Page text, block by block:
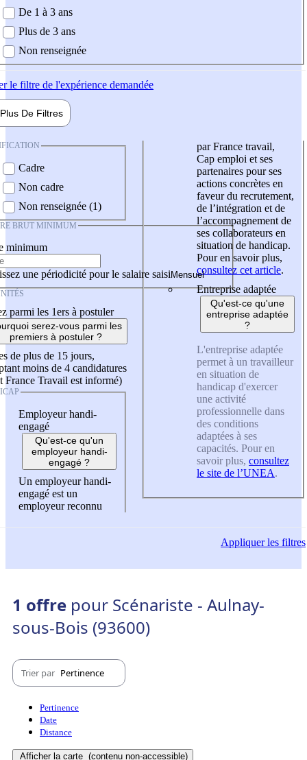
De 1 à 3 ans
Plus de 3 ans
Non renseignée
le filtre de l'expérience demandée
Plus De Filtres
Cadre
Non cadre
Non renseignée (1)
BRUT MINIMUM
minimum
une périodicité pour le salaire saisi
parmi les 1ers à postuler
serez-vous parmi les
premiers à postuler ?
de plus de 15 jours,
moins de 4 candidatures
France Travail est informé)
Employeur handi-
engagé
Qu'est-ce qu'un
employeur handi-
engagé ?
Un employeur handi-
engagé est un
employeur reconnu
par France travail,
Cap emploi et ses
partenaires pour ses
actions concrètes en
faveur du recrutement,
de l’intégration et de
l’accompagnement de
ses collaborateurs en
situation de handicap.
Pour en savoir plus,
consultez cet article.
Entreprise adaptée
Qu'est-ce qu'une
entreprise adaptée
?
L'entreprise adaptée
permet à un travailleur
en situation de
handicap d'exercer
une activité
professionnelle dans
des conditions
adaptées à ses
capacités. Pour en
savoir plus, consultez
le site de l’UNEA.
Appliquerles filtres
1 offre pour Scénariste - Aulnay-
sous-Bois (93600)
Trier par Pertinence
Pertinence
Date
Distance
Afficher la carte (contenu non-accessible)